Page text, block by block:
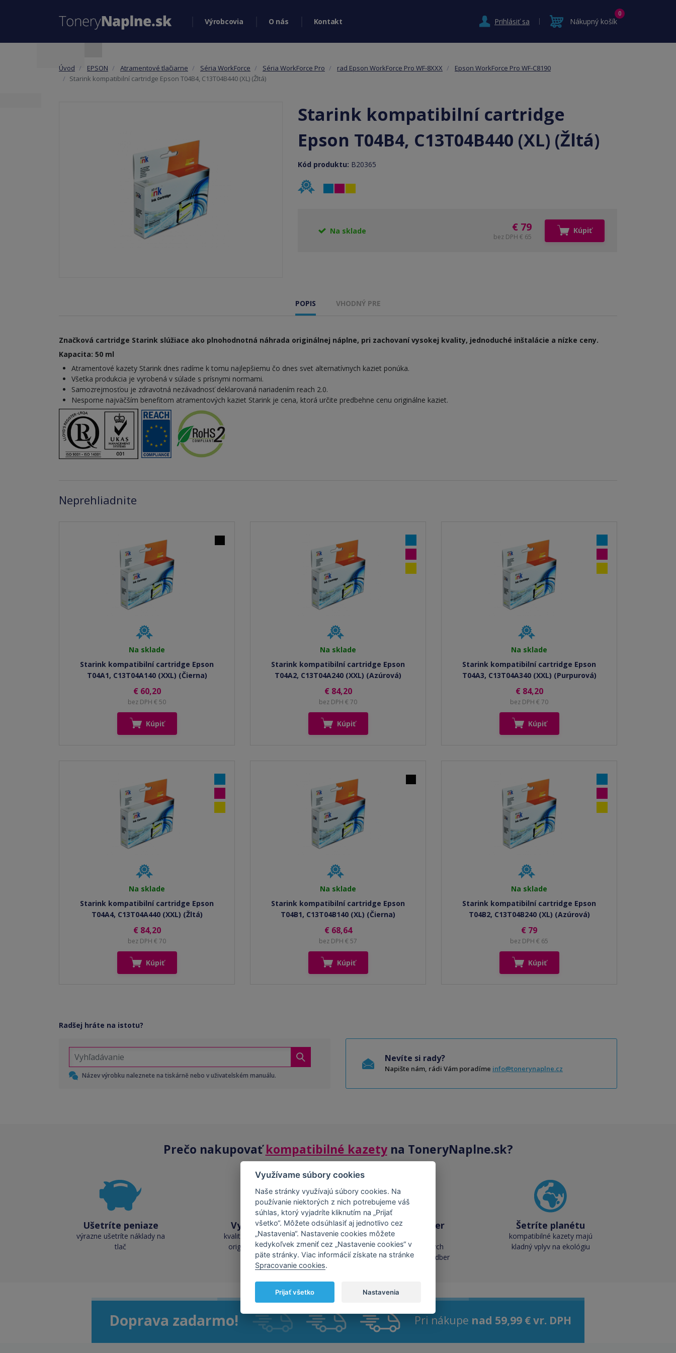
Výrobcovia O nás Kontakt Prihlásiť sa Nákupný košík
0
Úvod EPSON Atramentové tlačiarne Séria WorkForce Séria WorkForce Pro rad Epson WorkForce Pro WF-8XXX
Epson WorkForce Pro WF-C8190
Starink kompatibilní cartridge Epson T04B4, C13T04B440 (XL) (Žltá)
Starink kompatibilní cartridge
Epson T04B4, C13T04B440 (XL) (Žltá)
Kód produktu: B20365
Na sklade € 79
bez DPH € 65
Kúpiť
POPIS VHODNÝ PRE
Značková cartridge Starink slúžiace ako plnohodnotná náhrada originálnej náplne, pri zachovaní vysokej kvality, jednoduché inštalácie a nízke ceny.
Kapacita: 50 ml
Atramentové kazety Starink dnes radíme k tomu najlepšiemu čo dnes svet alternatívnych kaziet ponúka.
Všetka produkcia je vyrobená v súlade s prísnymi normami.
Samozrejmosťou je zdravotná nezávadnosť deklarovaná nariadením reach 2.0.
Nesporne najväčším benefitom atramentových kaziet Starink je cena, ktorá určite predbehne cenu originálne kaziet.
Neprehliadnite
Na sklade
Starink kompatibilní cartridge Epson
T04A1, C13T04A140 (XXL) (Čierna)
€ 60,20
bez DPH € 50
Kúpiť
Na sklade
Starink kompatibilní cartridge Epson
T04A2, C13T04A240 (XXL) (Azúrová)
€ 84,20
bez DPH € 70
Kúpiť
Na sklade
Starink kompatibilní cartridge Epson
T04A3, C13T04A340 (XXL) (Purpurová)
€ 84,20
bez DPH € 70
Kúpiť
Na sklade
Starink kompatibilní cartridge Epson
T04A4, C13T04A440 (XXL) (Žltá)
€ 84,20
bez DPH € 70
Kúpiť
Na sklade
Starink kompatibilní cartridge Epson
T04B1, C13T04B140 (XL) (Čierna)
€ 68,64
bez DPH € 57
Kúpiť
Na sklade
Starink kompatibilní cartridge Epson
T04B2, C13T04B240 (XL) (Azúrová)
€ 79
bez DPH € 65
Kúpiť
Radšej hráte na istotu?
Název výrobku naleznete na tiskárně nebo v uživatelském manuálu.
Nevíte si rady?
Napište nám, rádi Vám poradíme info@tonerynaplne.cz
Prečo nakupovaťkompatibilné kazetyna ToneryNaplne.sk?
Ušetríte peniaze
výrazne ušetríte náklady na
tlač
Vysoká kvalita
kvalita je porovnateľná s
originálnymi náplňami
Skladom takmer
všetko
cez 50 000 skladových
zásob pre okamžitý odber
Šetríte planétu
kompatibilné kazety majú
kladný vplyv na ekológiu
Doprava zadarmo! Pri nákupe nad 59,99 € vr. DPH
Využívame súbory cookies
Naše stránky využívajú súbory cookies. Na
používanie niektorých z nich potrebujeme váš
súhlas, ktorý vyjadríte kliknutím na „Prijať
všetko“. Môžete odsúhlasiť aj jednotlivo cez
„Nastavenia“. Nastavenie cookies môžete
kedykoľvek zmeniť cez „Nastavenie cookies“ v
päte stránky. Viac informácií získate na stránke
Spracovanie cookies.
Prijať všetko Nastavenia